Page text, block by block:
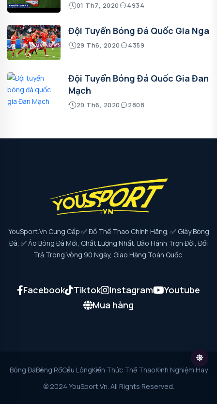
01 Th7, 2020 4934
Đội Tuyển Bóng Đá Quốc Gia Nga
29 Th6, 2020 4359
Đội Tuyển Bóng Đá Quốc Gia Đan
Mạch
29 Th6, 2020 2808
YouSport.vn Cung Cấp ✅ Đồ Thể Thao Chính Hãng, ✅ Giày Bóng
Đá, ✅ Áo Bóng Đá Mới, Chất Lượng Nhất. Bảo Hành Trọn Đời, Đổi
Trả Trong Vòng 90 Ngày, Giao Hàng Toàn Quốc.
Facebook Tiktok Instagram
Youtube
Mua hàng
Bóng ĐáBóng RổCầu LôngKiến Thức Thể ThaoKinh Nghiệm Hay
© 2024 YouSport.vn. All Rights Reserved.